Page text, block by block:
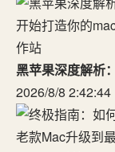
黑苹果深度解析
2026/8/8 2:42:44